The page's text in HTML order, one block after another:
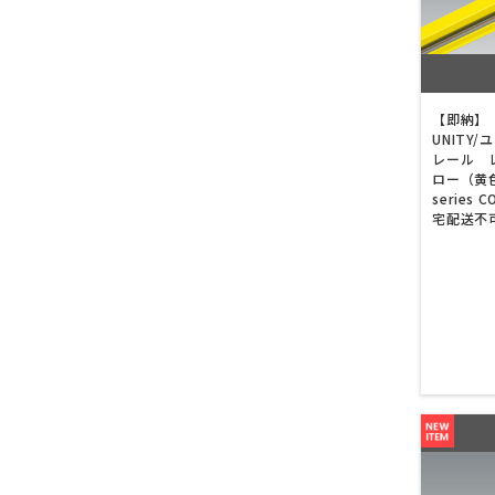
【即納
UNITY/
レール
ロー（
series
宅配送不